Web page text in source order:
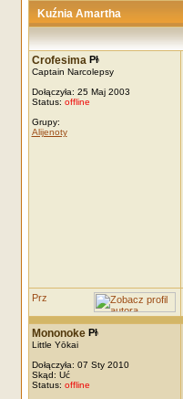
Kuźnia Amartha
Crofesima
Captain Narcolepsy
Dołączyła: 25 Maj 2003
Status: offline
Grupy:
Alijenoty
Mononoke
Little Yōkai
Dołączyła: 07 Sty 2010
Skąd: Uć
Status: offline